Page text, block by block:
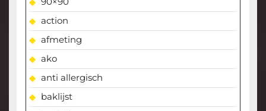
action
afmeting
ako
anti allergisch
baklijst